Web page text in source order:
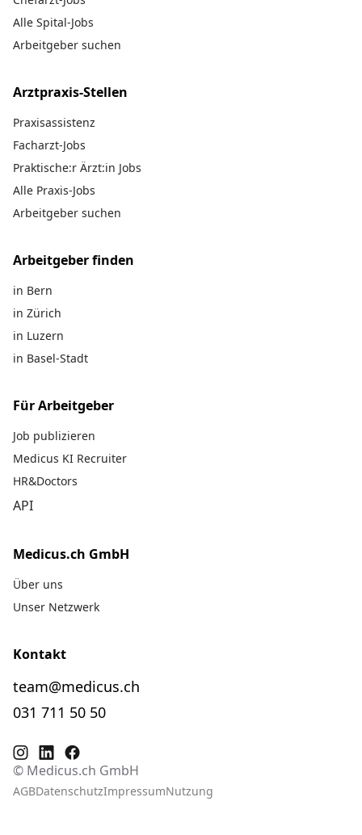
Alle Spital-Jobs
Arbeitgeber suchen
Arztpraxis-Stellen
Praxisassistenz
Facharzt-Jobs
Praktische:r Ärzt:in Jobs
Alle Praxis-Jobs
Arbeitgeber suchen
Arbeitgeber finden
in Bern
in Zürich
in Luzern
in Basel-Stadt
Für Arbeitgeber
Job publizieren
Medicus KI Recruiter
HR&Doctors
API
Medicus.ch GmbH
Über uns
Unser Netzwerk
Kontakt
team@medicus.ch
031 711 50 50
© Medicus.ch GmbH
AGBDatenschutzImpressumNutzung